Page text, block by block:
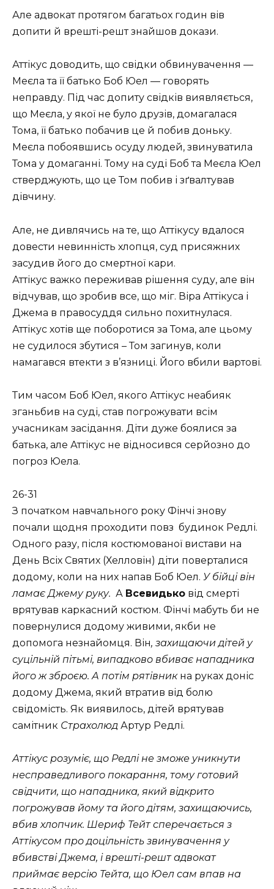
Але адвокат протягом багатьох годин вів
допити й врешті-решт знайшов докази.
Аттікус доводить, що свідки обвинувачення —
Меєла та її батько Боб Юел — говорять
неправду. Під час допиту свідків виявляється,
що Меєла, у якої не було друзів, домагалася
Тома, її батько побачив це й побив доньку.
Меєла побоявшись осуду людей, звинуватила
Тома у домаганні. Тому на суді Боб та Меєла Юел
стверджують, що це Том побив і зґвалтував
дівчину.
Але, не дивлячись на те, що Аттікусу вдалося
довести невинність хлопця, суд присяжних
засудив його до смертної кари.
Аттікус важко переживав рішення суду, але він
відчував, що зробив все, що міг. Віра Аттікуса і
Джема в правосуддя сильно похитнулася.
Аттікус хотів ще поборотися за Тома, але цьому
не судилося збутися – Том загинув, коли
намагався втекти з в’язниці. Його вбили вартові.
Тим часом Боб Юел, якого Аттікус неабияк
зганьбив на суді, став погрожувати всім
учасникам засідання. Діти дуже боялися за
батька, але Аттікус не відносився серйозно до
погроз Юела.
26-31
З початком навчального року Фінчі знову
почали щодня проходити повз будинок Редлі.
Одного разу, після костюмованої вистави на
День Всіх Святих (Хелловін) діти поверталися
додому, коли на них напав Боб Юел. У бійці він
ламає Джему руку. А Всевидько від смерті
врятував каркасний костюм. Фінчі мабуть би не
повернулися додому живими, якби не
допомога незнайомця. Він, захищаючи дітей у
суцільній пітьмі, випадково вбиває нападника
його ж зброєю. А потім рятівник на руках доніс
додому Джема, який втратив від болю
свідомість. Як виявилось, дітей врятував
самітник Страхолюд Артур Редлі.
Аттікус розуміє, що Редлі не зможе уникнути
несправедливого покарання, тому готовий
свідчити, що нападника, який відкрито
погрожував йому та його дітям, захищаючись,
вбив хлопчик. Шериф Тейт сперечається з
Аттікусом про доцільність звинувачення у
вбивстві Джема, і врешті-решт адвокат
приймає версію Тейта, що Юел сам впав на